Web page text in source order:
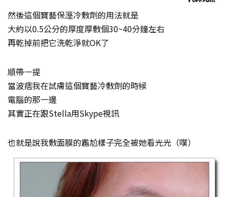
然後這個寶藝保溼冷敷劑的用法就是
大約以0.5公分的厚度厚敷個30~40分鐘左右
再乾掉前把它洗乾淨就OK了
順帶一提
當波痞我在試膚這個寶藝冷敷劑的時候
電腦的那一邊
其實正在跟Stella用Skype視訊
也就是說我敷面膜的尷尬樣子完全被她看光光（噗）